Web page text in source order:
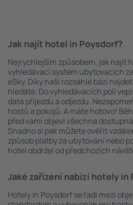
Jak najít hotel in Poysdorf?
Nejrychlejším způsobem, jak najít
vyhledávací systém ubytovacích
eSky. Díky naší rozsáhlé bázi
hledáte. Do vyhledávacích polí
data příjezdu a odjezdu.
hostů a pokojů. A máte hotovo!
před vámi objeví všechna
Snadno si pak můžete ověřit
způsob platby za ubytování nebo
hotel obdržel od předchozích
Jaké zařízení nabízí hotely in
Hotely in Poysdorf se řadí mezi